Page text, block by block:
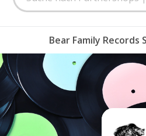
Bear Family Records